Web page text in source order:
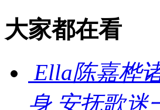
大家都在看
Ella陈嘉桦
身 安抚歌迷